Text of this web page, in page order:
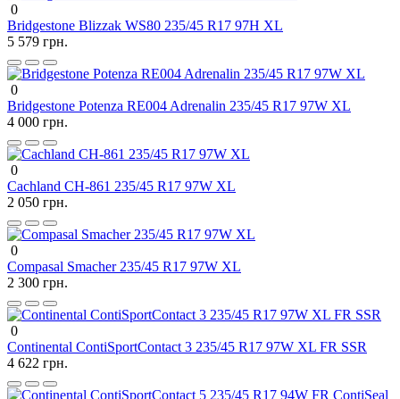
0
Bridgestone Blizzak WS80 235/45 R17 97H XL
5 579 грн.
0
Bridgestone Potenza RE004 Adrenalin 235/45 R17 97W XL
4 000 грн.
0
Cachland CH-861 235/45 R17 97W XL
2 050 грн.
0
Compasal Smacher 235/45 R17 97W XL
2 300 грн.
0
Continental ContiSportContact 3 235/45 R17 97W XL FR SSR
4 622 грн.